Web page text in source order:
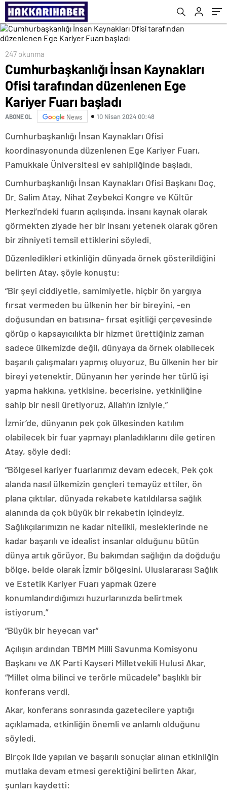
başladı
247 okunma
Cumhurbaşkanlığı İnsan Kaynakları
Ofisi tarafından düzenlenen Ege
Kariyer Fuarı başladı
ABONE OL News 10 Nisan 2024 00:48
Cumhurbaşkanlığı İnsan Kaynakları Ofisi
koordinasyonunda düzenlenen Ege Kariyer Fuarı,
Pamukkale Üniversitesi ev sahipliğinde başladı.
Cumhurbaşkanlığı İnsan Kaynakları Ofisi Başkanı Doç.
Dr. Salim Atay, Nihat Zeybekci Kongre ve Kültür
Merkezi’ndeki fuarın açılışında, insanı kaynak olarak
görmekten ziyade her bir insanı yetenek olarak gören
bir zihniyeti temsil ettiklerini söyledi.
Düzenledikleri etkinliğin dünyada örnek gösterildiğini
belirten Atay, şöyle konuştu:
“Bir şeyi ciddiyetle, samimiyetle, hiçbir ön yargıya
fırsat vermeden bu ülkenin her bir bireyini, -en
doğusundan en batısına- fırsat eşitliği çerçevesinde
görüp o kapsayıcılıkta bir hizmet ürettiğiniz zaman
sadece ülkemizde değil, dünyaya da örnek olabilecek
başarılı çalışmaları yapmış oluyoruz. Bu ülkenin her bir
bireyi yetenektir. Dünyanın her yerinde her türlü işi
yapma hakkına, yetkisine, becerisine, yetkinliğine
sahip bir nesil üretiyoruz, Allah’ın izniyle.”
İzmir’de, dünyanın pek çok ülkesinden katılım
olabilecek bir fuar yapmayı planladıklarını dile getiren
Atay, şöyle dedi:
“Bölgesel kariyer fuarlarımız devam edecek. Pek çok
alanda nasıl ülkemizin gençleri temayüz ettiler, ön
plana çıktılar, dünyada rekabete katıldılarsa sağlık
alanında da çok büyük bir rekabetin içindeyiz.
Sağlıkçılarımızın ne kadar nitelikli, mesleklerinde ne
kadar başarılı ve idealist insanlar olduğunu bütün
dünya artık görüyor. Bu bakımdan sağlığın da doğduğu
bölge, belde olarak İzmir bölgesini, Uluslararası Sağlık
ve Estetik Kariyer Fuarı yapmak üzere
konumlandırdığımızı huzurlarınızda belirtmek
istiyorum.”
“Büyük bir heyecan var”
Açılışın ardından TBMM Milli Savunma Komisyonu
Başkanı ve AK Parti Kayseri Milletvekili Hulusi Akar,
“Millet olma bilinci ve terörle mücadele” başlıklı bir
konferans verdi.
Akar, konferans sonrasında gazetecilere yaptığı
açıklamada, etkinliğin önemli ve anlamlı olduğunu
söyledi.
Birçok ilde yapılan ve başarılı sonuçlar alınan etkinliğin
mutlaka devam etmesi gerektiğini belirten Akar,
şunları kaydetti: